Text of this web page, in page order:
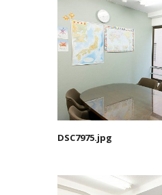
DSC7975.jpg